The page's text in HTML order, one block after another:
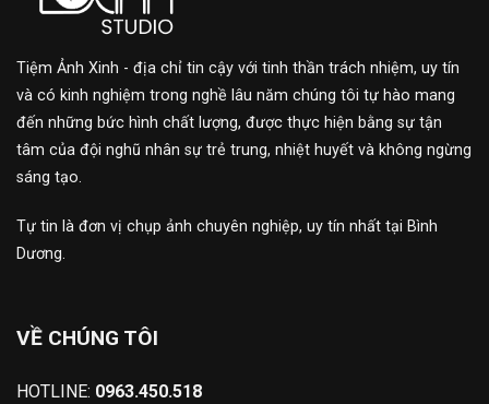
Tiệm Ảnh Xinh - địa chỉ tin cậy với tinh thần trách nhiệm, uy tín
và có kinh nghiệm trong nghề lâu năm chúng tôi tự hào mang
đến những bức hình chất lượng, được thực hiện bằng sự tận
tâm của đội nghũ nhân sự trẻ trung, nhiệt huyết và không ngừng
sáng tạo.
Tự tin là đơn vị chụp ảnh chuyên nghiệp, uy tín nhất tại Bình
Dương.
VỀ CHÚNG TÔI
HOTLINE: 0963.450.518